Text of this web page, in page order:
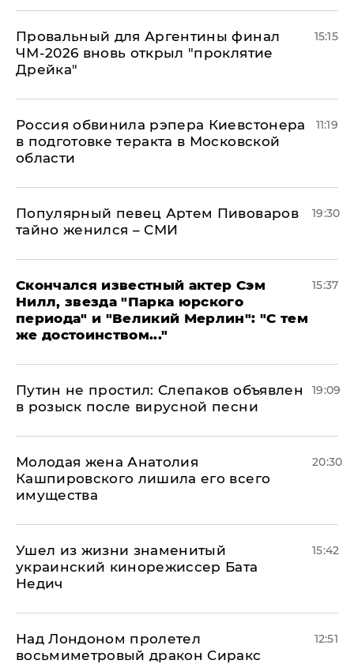
Провальный для Аргентины финал
ЧМ-2026 вновь открыл "проклятие
Дрейка"
15:15
Россия обвинила рэпера Киевстонера
в подготовке теракта в Московской
области
11:19
Популярный певец Артем Пивоваров
тайно женился – СМИ
19:30
Скончался известный актер Сэм
Нилл, звезда "Парка юрского
периода" и "Великий Мерлин": "С тем
же достоинством..."
15:37
Путин не простил: Слепаков объявлен
в розыск после вирусной песни
19:09
Молодая жена Анатолия
Кашпировского лишила его всего
имущества
20:30
Ушел из жизни знаменитый
украинский кинорежиссер Бата
Недич
15:42
Над Лондоном пролетел
восьмиметровый дракон Сиракс
12:51